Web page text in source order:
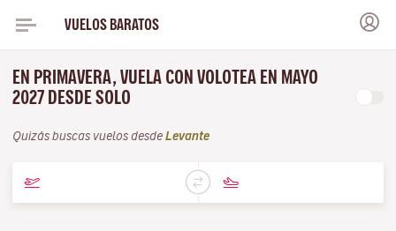
VUELOS BARATOS
EN PRIMAVERA, VUELA CON VOLOTEA EN MAYO
2027 DESDE SOLO
Quizás buscas vuelos desde Levante